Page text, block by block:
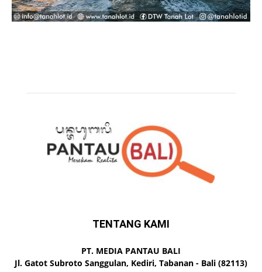
TENTANG KAMI
PT. MEDIA PANTAU BALI
Jl. Gatot Subroto Sanggulan, Kediri, Tabanan - Bali (82113)